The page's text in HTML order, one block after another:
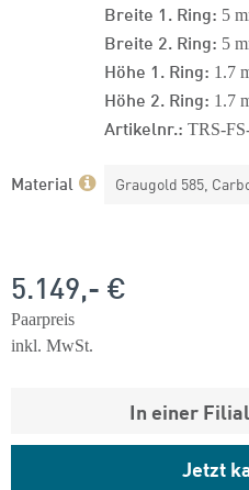
Breite 1. Ring: 5
Breite 2. Ring: 5
Höhe 1. Ring: 1.7
Höhe 2. Ring: 1.7
Artikelnr.: TRS-
Material Graugold 585,
5.149,- €
Paarpreis
inkl. MwSt.
In einer
Jetzt